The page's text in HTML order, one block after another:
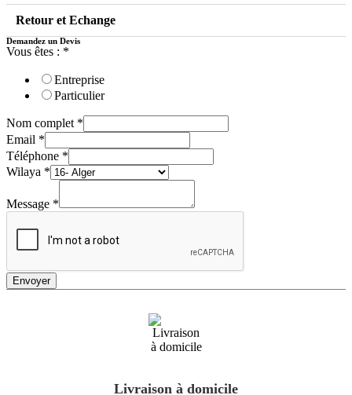
Retour et Echange
Demandez un Devis
Vous êtes : *
Entreprise
Particulier
Nom complet *
Email *
Téléphone *
Wilaya *
Message *
Envoyer
Livraison à domicile